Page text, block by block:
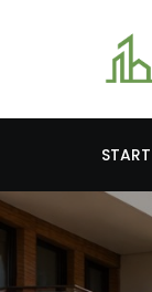
START